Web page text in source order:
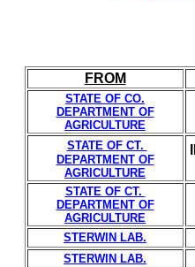
FROM
STATE OF CO.
DEPARTMENT OF
AGRICULTURE
STATE OF CT.
DEPARTMENT OF
AGRICULTURE
STATE OF CT.
DEPARTMENT OF
AGRICULTURE
STERWIN LAB.
STERWIN LAB.